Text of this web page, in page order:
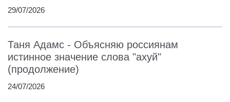
29/07/2026
Таня Адамс - Объясняю россиянам
истинное значение слова "ахуй"
(продолжение)
24/07/2026